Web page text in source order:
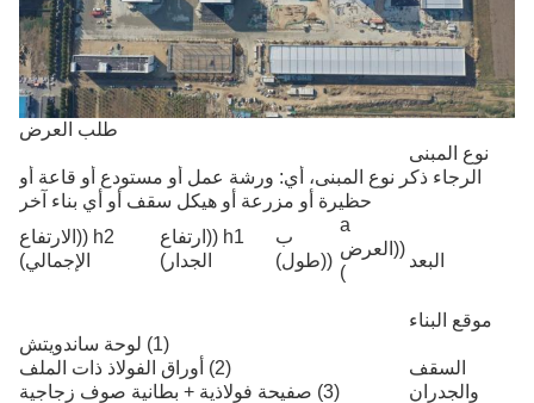
طلب العرض
نوع المبنى
الرجاء ذكر نوع المبنى، أي: ورشة عمل أو مستودع أو قاعة أو
حظيرة أو مزرعة أو هيكل سقف أو أي بناء آخر
البعد
a
((العرض
)
ب
((طول)
h1 ((ارتفاع
الجدار)
h2 ((الارتفاع
الإجمالي)
موقع البناء
السقف
والجدران
(1) لوحة ساندويتش
(2) أوراق الفولاذ ذات الملف
(3) صفيحة فولاذية + بطانية صوف زجاجية